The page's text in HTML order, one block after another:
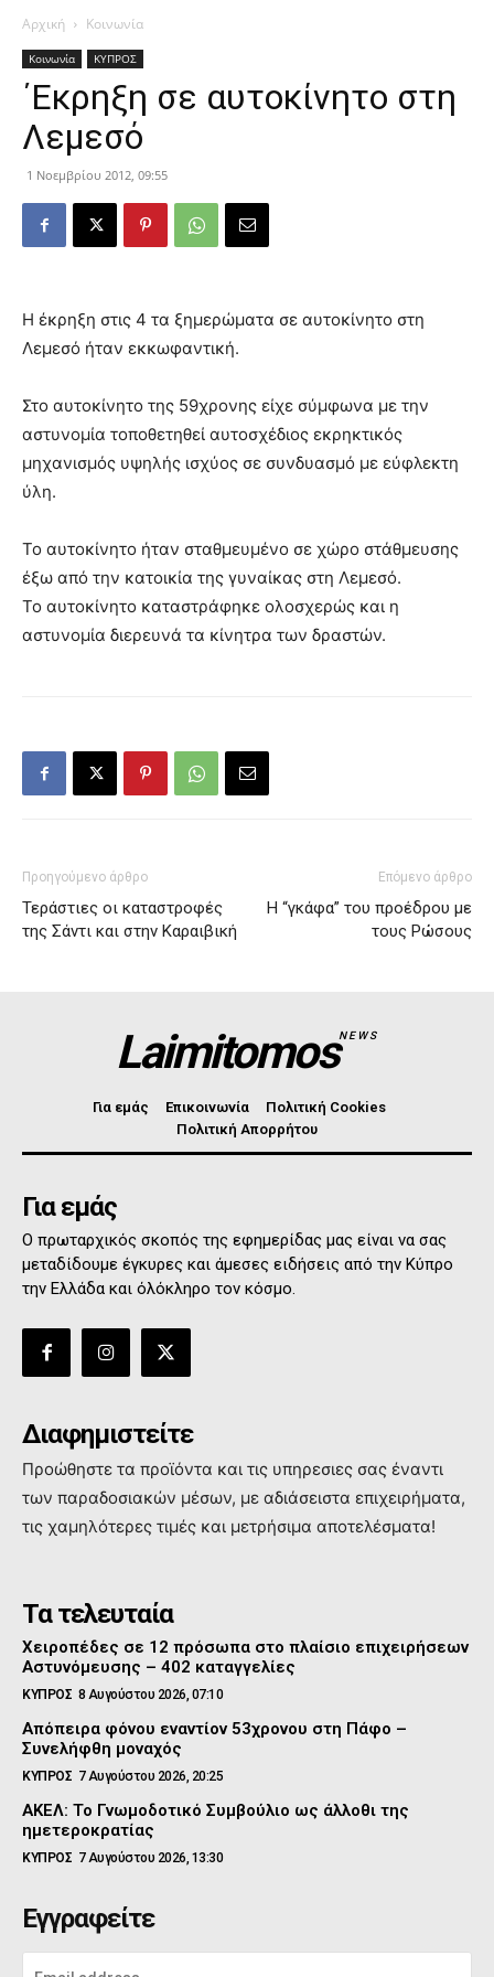
Αρχική Κοινωνία
Κοινωνία ΚΥΠΡΟΣ
΄Εκρηξη σε αυτοκίνητο στη
Λεμεσό
1 Νοεμβρίου 2012, 09:55
Η έκρηξη στις 4 τα ξημερώματα σε αυτοκίνητο στη
Λεμεσό ήταν εκκωφαντική.
Στο αυτοκίνητο της 59χρονης είχε σύμφωνα με την
αστυνομία τοποθετηθεί αυτοσχέδιος εκρηκτικός
μηχανισμός υψηλής ισχύος σε συνδυασμό με εύφλεκτη
ύλη.
Το αυτοκίνητο ήταν σταθμευμένο σε χώρο στάθμευσης
έξω από την κατοικία της γυναίκας στη Λεμεσό.
Το αυτοκίνητο καταστράφηκε ολοσχερώς και η
αστυνομία διερευνά τα κίνητρα των δραστών.
Προηγούμενο άρθρο
Τεράστιες οι καταστροφές
της Σάντι και στην Καραιβική
Επόμενο άρθρο
Η “γκάφα” του προέδρου με
τους Ρώσους
LaimitomosNEWS
Για εμάς Επικοινωνία
Πολιτική Cookies
Πολιτική Απορρήτου
Για εμάς
Ο πρωταρχικός σκοπός της εφημερίδας μας είναι να σας
μεταδίδουμε έγκυρες και άμεσες ειδήσεις από την Κύπρο
την Ελλάδα και όλόκληρο τον κόσμο.
Διαφημιστείτε
Προώθηστε τα προϊόντα και τις υπηρεσιες σας έναντι
των παραδοσιακών μέσων, με αδιάσειστα επιχειρήματα,
τις χαμηλότερες τιμές και μετρήσιμα αποτελέσματα!
Τα τελευταία
Χειροπέδες σε 12 πρόσωπα στο πλαίσιο επιχειρήσεων
Αστυνόμευσης – 402 καταγγελίες
ΚΥΠΡΟΣ 8 Αυγούστου 2026, 07:10
Απόπειρα φόνου εναντίον 53χρονου στη Πάφο –
Συνελήφθη μοναχός
ΚΥΠΡΟΣ 7 Αυγούστου 2026, 20:25
ΑΚΕΛ: Το Γνωμοδοτικό Συμβούλιο ως άλλοθι της
ημετεροκρατίας
ΚΥΠΡΟΣ 7 Αυγούστου 2026, 13:30
Εγγραφείτε